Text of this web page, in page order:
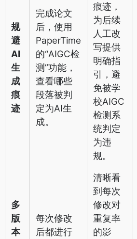
规
避
AI
生
成
痕
迹
完成论文
后，使用
PaperTime
的“AIGC检
测”功能，
查看哪些
段落被判
定为AI生
成。
痕迹，
为后续
人工改
写提供
明确指
引，避
免被学
校AIGC
检测系
统判定
为违
规。
多
版
本
每次修改
后都进行
清晰看
到每次
修改对
重复率
的影